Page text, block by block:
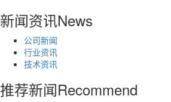
新闻资讯News
公司新闻
行业资讯
技术资讯
推荐新闻Recommend